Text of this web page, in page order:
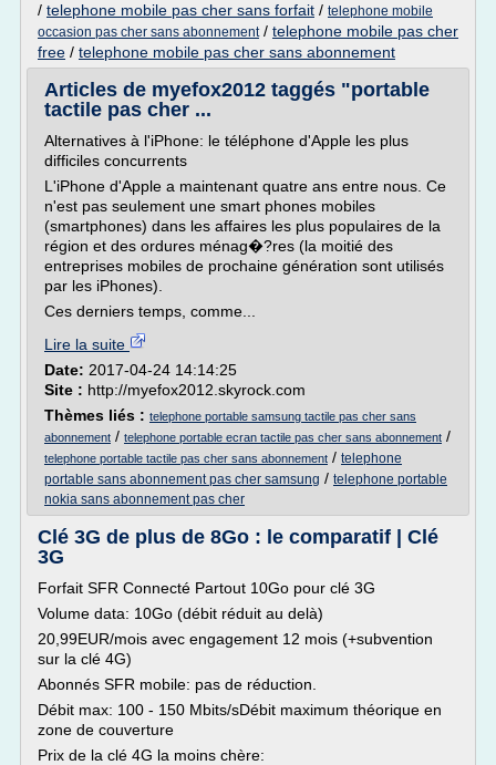
/ telephone mobile pas cher sans forfait / telephone mobile
occasion pas cher sans abonnement/ telephone mobile pas cher
free / telephone mobile pas cher sans abonnement
Articles de myefox2012 taggés "portable
tactile pas cher ...
Alternatives à l'iPhone: le téléphone d'Apple les plus
difficiles concurrents
L'iPhone d'Apple a maintenant quatre ans entre nous. Ce
n'est pas seulement une smart phones mobiles
(smartphones) dans les affaires les plus populaires de la
région et des ordures ménag�?res (la moitié des
entreprises mobiles de prochaine génération sont utilisés
par les iPhones).
Ces derniers temps, comme...
Lire la suite
Date: 2017-04-24 14:14:25
Site : http://myefox2012.skyrock.com
Thèmes liés : telephone portable samsung tactile pas cher sans
abonnement / telephone portable ecran tactile pas cher sans abonnement /
telephone portable tactile pas cher sans abonnement / telephone
portable sans abonnement pas cher samsung / telephone portable
nokia sans abonnement pas cher
Clé 3G de plus de 8Go : le comparatif | Clé
3G
Forfait SFR Connecté Partout 10Go pour clé 3G
Volume data: 10Go (débit réduit au delà)
20,99EUR/mois avec engagement 12 mois (+subvention
sur la clé 4G)
Abonnés SFR mobile: pas de réduction.
Débit max: 100 - 150 Mbits/sDébit maximum théorique en
zone de couverture
Prix de la clé 4G la moins chère: